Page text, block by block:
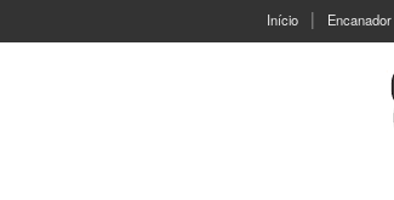
Início Encanador